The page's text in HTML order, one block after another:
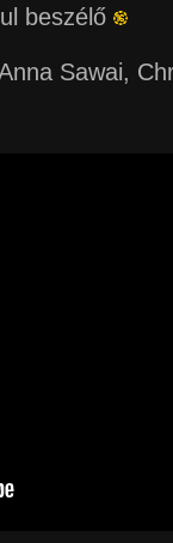
beszélő
Sawai,